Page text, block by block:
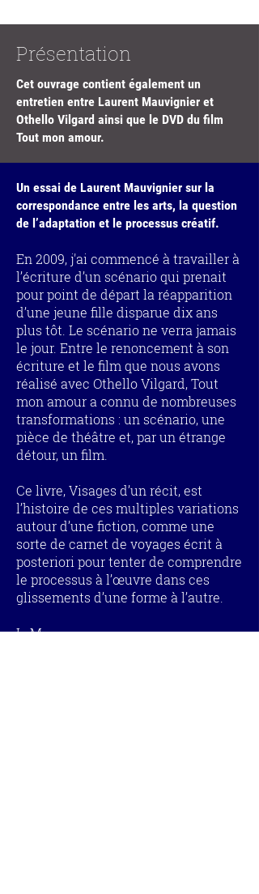
Présentation
Cet ouvrage contient également un
entretien entre Laurent Mauvignier et
Othello Vilgard ainsi que le DVD du film
Tout mon amour.
Un essai de Laurent Mauvignier sur la
correspondance entre les arts, la question
de l’adaptation et le processus créatif.
En 2009, j'ai commencé à travailler à
l’écriture d’un scénario qui prenait
pour point de départ la réapparition
d’une jeune fille disparue dix ans
plus tôt. Le scénario ne verra jamais
le jour. Entre le renoncement à son
écriture et le film que nous avons
réalisé avec Othello Vilgard, Tout
mon amour a connu de nombreuses
transformations : un scénario, une
pièce de théâtre et, par un étrange
détour, un film.
Ce livre, Visages d’un récit, est
l’histoire de ces multiples variations
autour d’une fiction, comme une
sorte de carnet de voyages écrit à
posteriori pour tenter de comprendre
le processus à l’œuvre dans ces
glissements d’une forme à l’autre.
L. M.